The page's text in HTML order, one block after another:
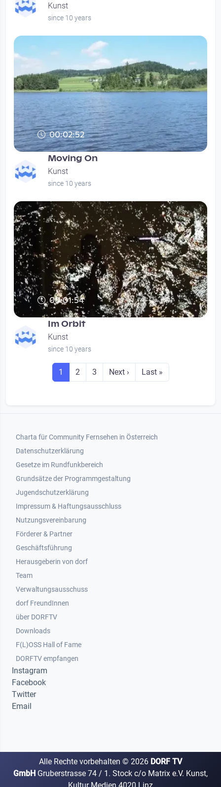
Kunst
since 10 years
00:02:52
Moving On
Kunst
since 10 years
00:01:54
Im Orbit
Kunst
since 10 years
Seitennummerierung
Seite
1 Seite
2 Seite
3 Next page
Next › Last page
Last »
Footer 1
Charta für Community Fernsehen in Österreich
Datenschutzerklärung
Gesetze im Rundfunkbereich
Grundsätze der Programmgestaltung
Jugendschutzerklärung
Impressum & Haftungsausschluss
Nutzungsvereinbarung
Footer 2
Förderer & Partner
Geschäftsführung
Herausgeberin von dorf
Team
Verwaltungsausschuss
dorf FreundInnen
Footer 3
über DORFTV
Downloads
F(L)OSS Hall of Fame
Footer 4
DORFTV empfangen
Instagram
Facebook
Twitter
Email
Alle Rechte vorbehalten © 2026 DORF TV
GmbH Gruberstrasse 74 / 1. Stock c/o Matrix e.V. Kunst,